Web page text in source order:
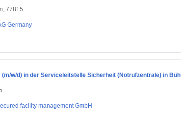
77815
Germany
(m/w/d) in der Serviceleitstelle Sicherheit (Notrufzentrale) in Bühl
facility management GmbH